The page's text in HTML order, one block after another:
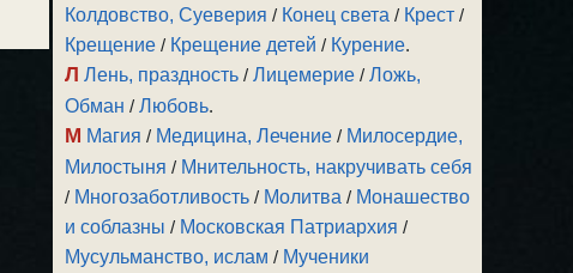
Колдовство, Суеверия / Конец света / Крест /
Крещение / Крещение детей / Курение.
Л Лень, праздность /Лицемерие /Ложь,
Обман /Любовь.
М Магия / Медицина, Лечение / Милосердие,
Милостыня / Мнительность, накручивать себя
/ Многозаботливость / Молитва / Монашество
и соблазны / Московская Патриархия /
Мусульманство, ислам / Мученики